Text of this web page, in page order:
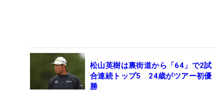
松山英樹は裏街道から「64」で2試
合連続トップ5 24歳がツアー初優
勝